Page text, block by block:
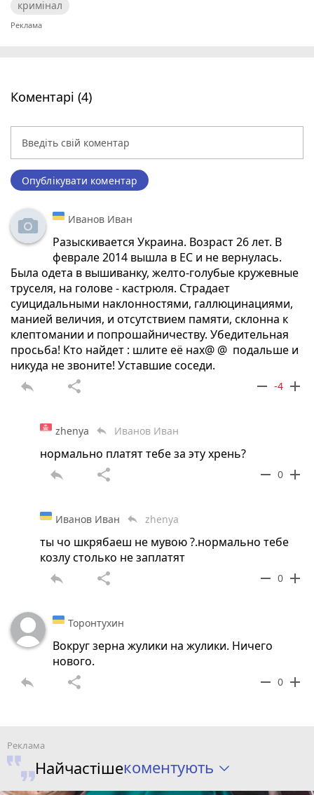
кримінал
Коментарі (4)
Опублікувати коментар
Иванов Иван
Разыскивается Украина. Возраст 26 лет. В
феврале 2014 вышла в ЕС и не вернулась.
Была одета в вышиванку, желто-голубые кружевные
труселя, на голове - кастрюля. Страдает
суицидальными наклонностями, галлюцинациями,
манией величия, и отсутствием памяти, склонна к
клептомании и попрошайничеству. Убедительная
просьба! Кто найдет : шлите её нах@ @ подальше и
никуда не звоните! Уставшие соседи.
reply share remove -4 add
zhenya reply Иванов Иван
нормально платят тебе за эту хрень?
reply share remove 0 add
Иванов Иван reply zhenya
ты чо шкрябаеш не мувою ?.нормально тебе
козлу столько не заплатят
reply share remove 0 add
Торонтухин
Вокруг зерна жулики на жулики. Ничего
нового.
reply share remove 0 add
Найчастішекоментують